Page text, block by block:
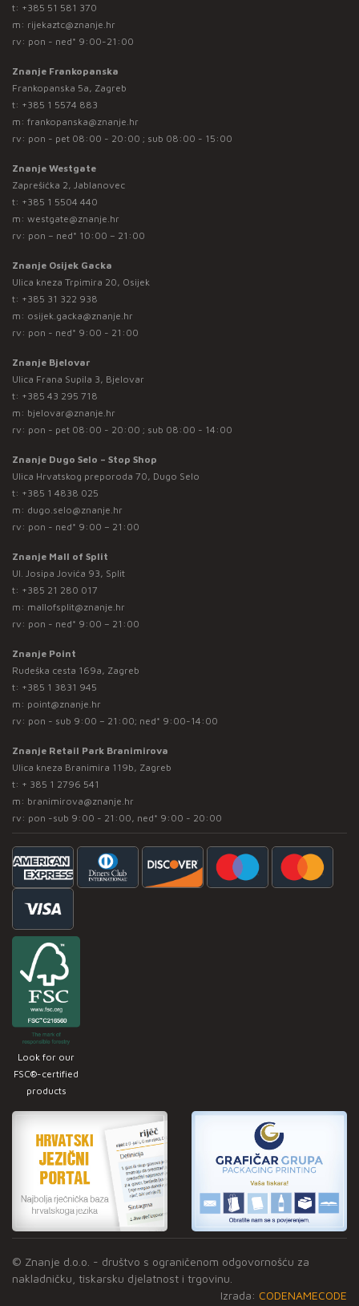
t: +385 51 581 370
m: rijekaztc@znanje.hr
rv: pon - ned* 9:00-21:00
Znanje Frankopanska
Frankopanska 5a, Zagreb
t: +385 1 5574 883
m: frankopanska@znanje.hr
rv: pon - pet 08:00 - 20:00 ; sub 08:00 - 15:00
Znanje Westgate
Zaprešićka 2, Jablanovec
t: +385 1 5504 440
m: westgate@znanje.hr
rv: pon – ned* 10:00 – 21:00
Znanje Osijek Gacka
Ulica kneza Trpimira 20, Osijek
t: +385 31 322 938
m: osijek.gacka@znanje.hr
rv: pon - ned* 9:00 - 21:00
Znanje Bjelovar
Ulica Frana Supila 3, Bjelovar
t: +385 43 295 718
m: bjelovar@znanje.hr
rv: pon - pet 08:00 - 20:00 ; sub 08:00 - 14:00
Znanje Dugo Selo – Stop Shop
Ulica Hrvatskog preporoda 70, Dugo Selo
t: +385 1 4838 025
m: dugo.selo@znanje.hr
rv: pon - ned* 9:00 – 21:00
Znanje Mall of Split
Ul. Josipa Jovića 93, Split
t: +385 21 280 017
m: mallofsplit@znanje.hr
rv: pon - ned* 9:00 – 21:00
Znanje Point
Rudeška cesta 169a, Zagreb
t: +385 1 3831 945
m: point@znanje.hr
rv: pon - sub 9:00 – 21:00; ned* 9:00-14:00
Znanje Retail Park Branimirova
Ulica kneza Branimira 119b, Zagreb
t: + 385 1 2796 541
m: branimirova@znanje.hr
rv: pon -sub 9:00 - 21:00, ned* 9:00 - 20:00
Look for our
FSC®-certified
products
© Znanje d.o.o. - društvo s ograničenom odgovornošću za
nakladničku, tiskarsku djelatnost i trgovinu.
Izrada: CODENAMECODE